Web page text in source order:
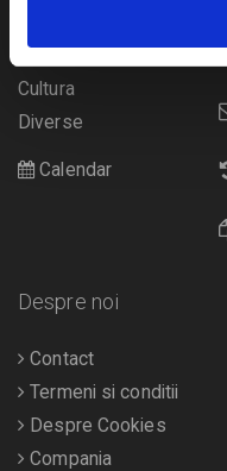
Cultura
Diverse
Calendar
Despre noi
Contact
Termeni si conditii
Despre Cookies
Compania